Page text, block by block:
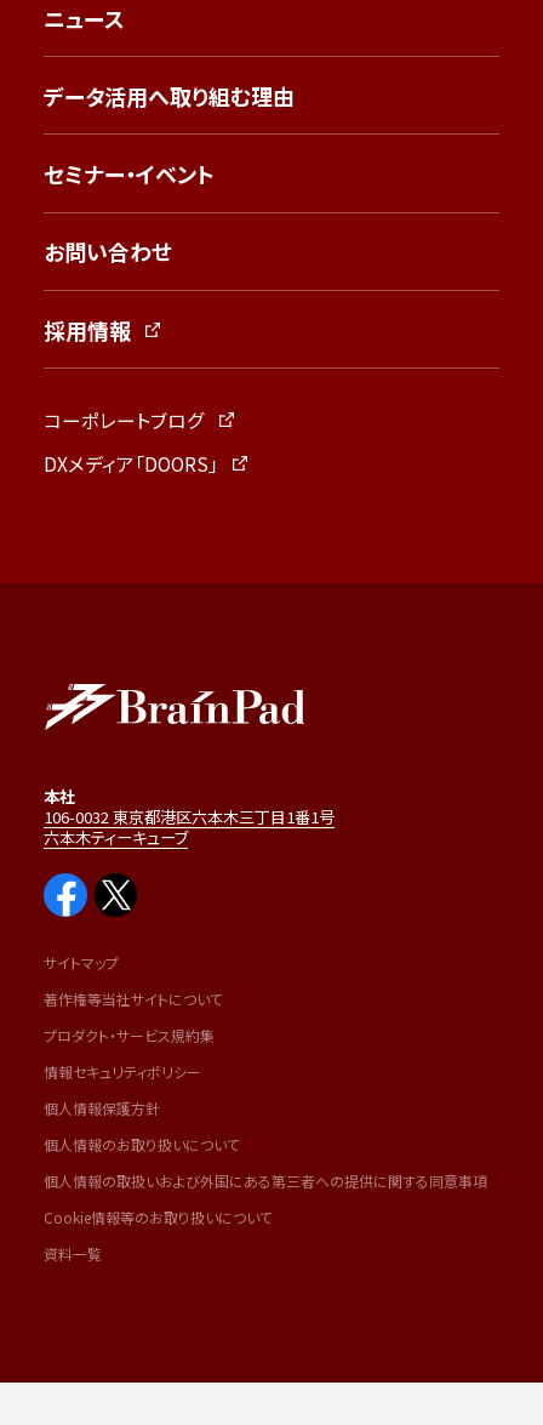
ニュース
データ活用へ取り組む理由
セミナー・イベント
お問い合わせ
採用情報
コーポレートブログ
DXメディア「DOORS」
本社
106-0032 東京都港区六本木三丁目1番1号
六本木ティーキューブ
サイトマップ
著作権等当社サイトについて
プロダクト・サービス規約集
情報セキュリティポリシー
個人情報保護方針
個人情報のお取り扱いについて
個人情報の取扱いおよび外国にある第三者への提供に関する同意事項
Cookie情報等のお取り扱いについて
資料一覧